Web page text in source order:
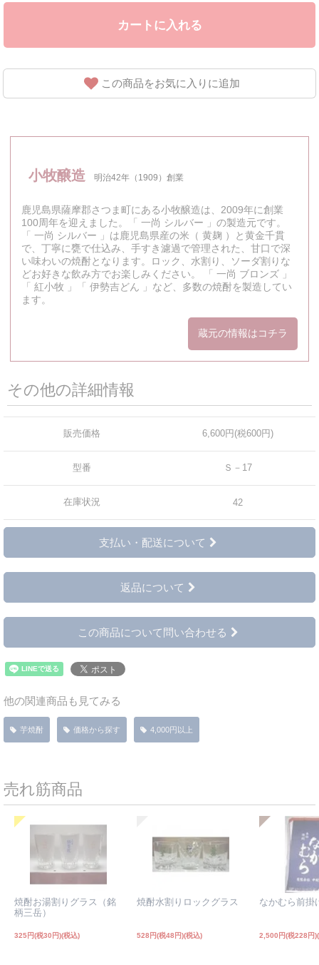
カートに入れる
この商品をお気に入りに追加
小牧醸造 明治42年（1909）創業
鹿児島県薩摩郡さつま町にある小牧醸造は、2009年に創業
100周年を迎えました。「 一尚 シルバー 」の製造元です。
「 一尚 シルバー 」は鹿児島県産の米（ 黄麹 ）と黄金千貫
で、丁寧に甕で仕込み、手すき濾過で管理された、甘口で深
い味わいの焼酎となります。ロック、水割り、ソーダ割りな
どお好きな飲み方でお楽しみください。 「 一尚 ブロンズ 」
「 紅小牧 」「 伊勢吉どん 」など、多数の焼酎を製造してい
ます。
蔵元の情報はコチラ
その他の詳細情報
販売価格 6,600円(税600円)
型番 Ｓ－17
在庫状況 42
支払い・配送について
返品について
この商品について問い合わせる
他の関連商品も見てみる
芋焼酎 価格から探す 4,000円以上
売れ筋商品
焼酎お湯割りグラス（銘
柄三岳）
325円(税30円)
焼酎水割りロックグラス
528円(税48円)
なかむら前掛
2,500円(税228円)